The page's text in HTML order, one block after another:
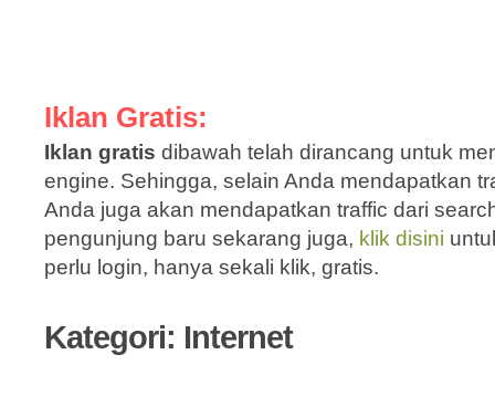
Iklan Gratis:
Iklan gratis dibawah telah dirancang untuk
engine. Sehingga, selain Anda mendapatkan
Anda juga akan mendapatkan traffic dari
pengunjung baru sekarang juga, klik disini
perlu login, hanya sekali klik, gratis.
Kategori: Internet